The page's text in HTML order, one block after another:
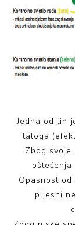
Jedna od tih
taloga
Zbog svoje
Opasnost
pljesni